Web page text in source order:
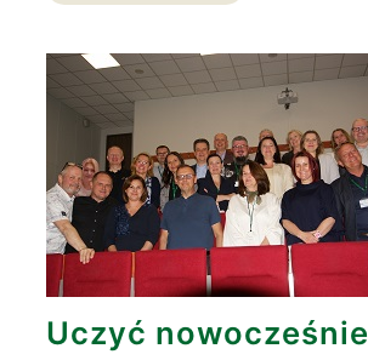
Uczyć nowocześnie